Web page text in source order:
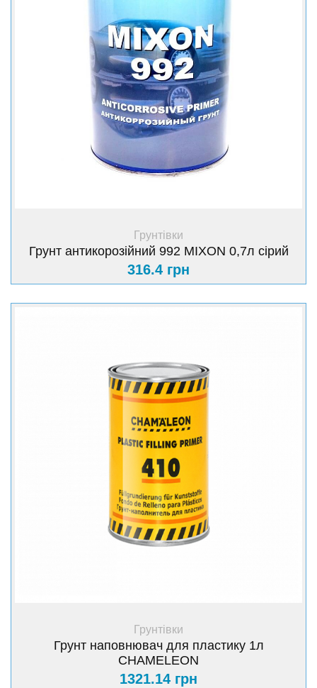
+ Купити
Грунтівки
Грунт антикорозійний 992 MIXON 0,7л сірий
316.4 грн
+ Купити
Грунтівки
Грунт наповнювач для пластику 1л
CHAMELEON
1321.14 грн